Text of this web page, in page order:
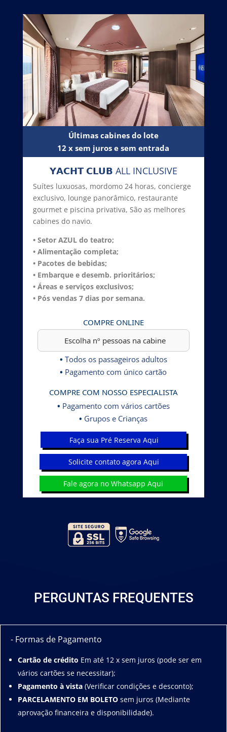
Últimas cabines do lote
12 x sem juros e sem entrada
𝗬𝗔𝗖𝗛𝗧 𝗖𝗟𝗨𝗕 ALL INCLUSIVE
Suítes luxuosas, mordomo 24 horas, concierge
exclusivo, lounge panorâmico, restaurante
gourmet e piscina privativa, São as melhores
cabines do navio.
• Setor AZUL do teatro;
• Alimentação completa;
• Pacotes de bebidas;
• Embarque e desemb. prioritários;
• Áreas e serviços exclusivos;
• Pós vendas 7 dias por semana.
COMPRE ONLINE
• Todos os passageiros adultos
• Pagamento com único cartão
COMPRE COM NOSSO ESPECIALISTA
• Pagamento com vários cartões
• Grupos e Crianças
Faça sua Pré Reserva Aqui
Solicite contato agora Aqui
Fale agora no Whatsapp Aqui
PERGUNTAS FREQUENTES
- Formas de Pagamento
Cartão de crédito Em até 12 x sem juros (pode ser em
vários cartões se necessitar);
Pagamento à vista (Verificar condições e desconto);
PARCELAMENTO EM BOLETO sem juros (Mediante
aprovação financeira e disponibilidade).